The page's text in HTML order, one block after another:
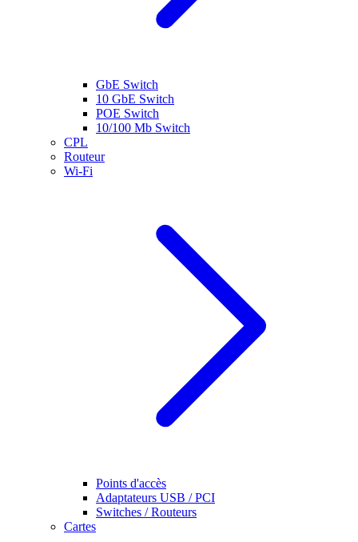
GbE Switch
10 GbE Switch
POE Switch
10/100 Mb Switch
CPL
Routeur
Wi-Fi
Points d'accès
Adaptateurs USB / PCI
Switches / Routeurs
Cartes